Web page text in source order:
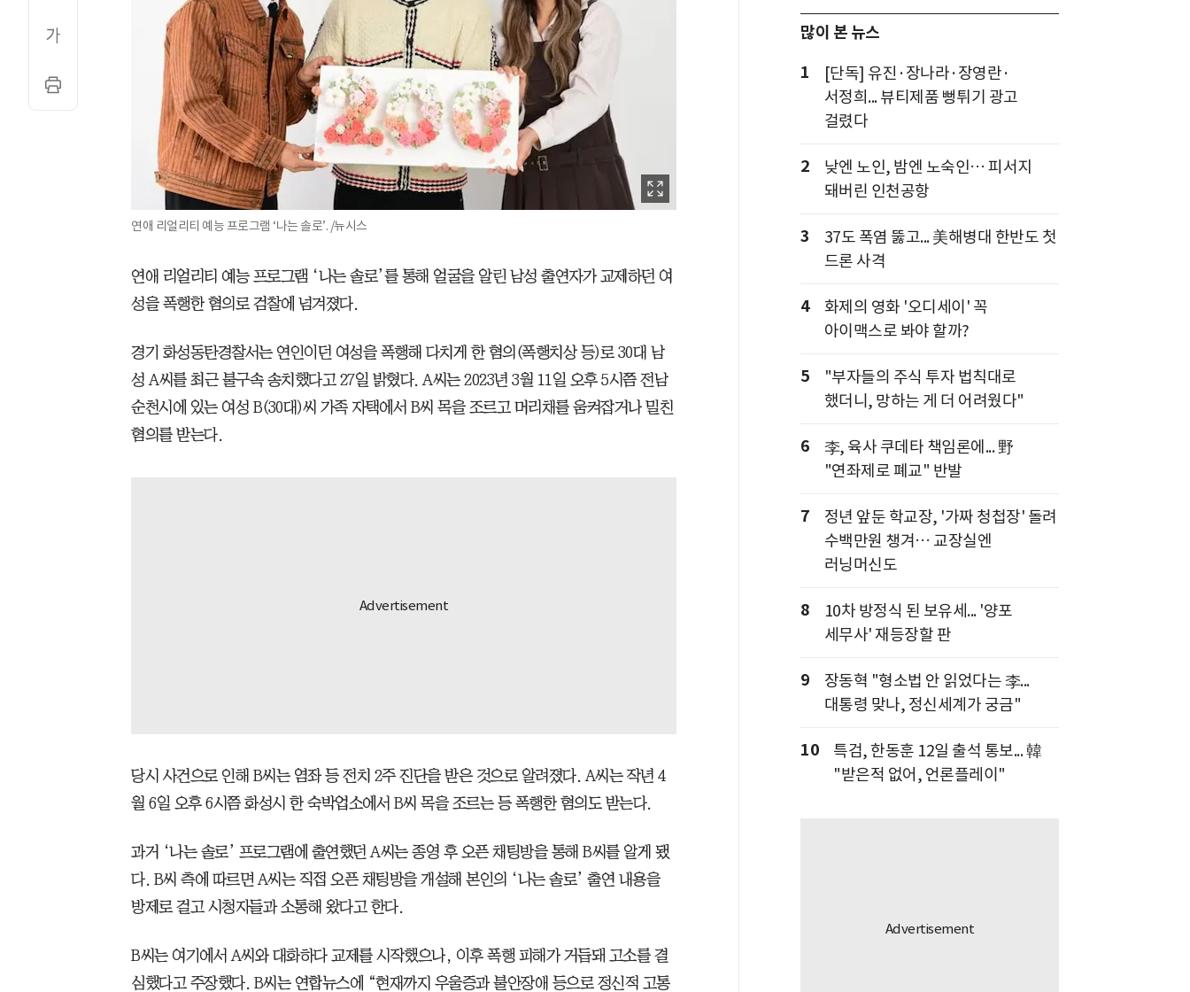
연애 리얼리티 예능 프로그램 ‘나는 솔로’. /뉴시스
연애 리얼리티 예능 프로그램 ‘나는 솔로’를 통해 얼굴을 알린 남성 출연자가 교제하던 여
성을 폭행한 혐의로 검찰에 넘겨졌다.
경기 화성동탄경찰서는 연인이던 여성을 폭행해 다치게 한 혐의(폭행치상 등)로 30대 남
성 A씨를 최근 불구속 송치했다고 27일 밝혔다. A씨는 2023년 3월 11일 오후 5시쯤 전남
순천시에 있는 여성 B(30대)씨 가족 자택에서 B씨 목을 조르고 머리채를 움켜잡거나 밀친
혐의를 받는다.
당시 사건으로 인해 B씨는 염좌 등 전치 2주 진단을 받은 것으로 알려졌다. A씨는 작년 4
월 6일 오후 6시쯤 화성시 한 숙박업소에서 B씨 목을 조르는 등 폭행한 혐의도 받는다.
과거 ‘나는 솔로’ 프로그램에 출연했던 A씨는 종영 후 오픈 채팅방을 통해 B씨를 알게 됐
다. B씨 측에 따르면 A씨는 직접 오픈 채팅방을 개설해 본인의 ‘나는 솔로’ 출연 내용을
방제로 걸고 시청자들과 소통해 왔다고 한다.
B씨는 여기에서 A씨와 대화하다 교제를 시작했으나, 이후 폭행 피해가 거듭돼 고소를 결
심했다고 주장했다. B씨는 연합뉴스에 “현재까지 우울증과 불안장애 등으로 정신적 고통
많이 본 뉴스
1
[단독] 유진·장나라·장영란·
서정희... 뷰티제품 뻥튀기 광고
걸렸다
2
낮엔 노인, 밤엔 노숙인… 피서지
돼버린 인천공항
3
37도 폭염 뚫고... 美해병대 한반도 첫
드론 사격
4
화제의 영화 '오디세이' 꼭
아이맥스로 봐야 할까?
5
"부자들의 주식 투자 법칙대로
했더니, 망하는 게 더 어려웠다"
6
李, 육사 쿠데타 책임론에... 野
"연좌제로 폐교" 반발
7
정년 앞둔 학교장, '가짜 청첩장' 돌려
수백만원 챙겨… 교장실엔
러닝머신도
8
10차 방정식 된 보유세... '양포
세무사' 재등장할 판
9
장동혁 "형소법 안 읽었다는 李...
대통령 맞나, 정신세계가 궁금"
10
특검, 한동훈 12일 출석 통보... 韓
"받은적 없어, 언론플레이"